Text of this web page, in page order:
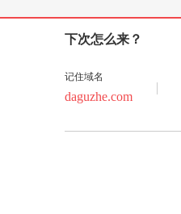
下次怎么来？
记住域名
daguzhe.com